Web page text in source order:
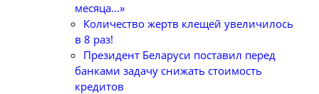
месяца...»
Количество жертв клещей увеличилось
в 8 раз!
Президент Беларуси поставил перед
банками задачу снижать стоимость
кредитов